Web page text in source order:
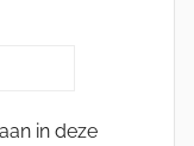
in deze